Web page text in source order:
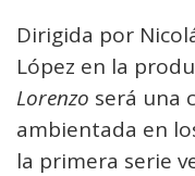
Dirigida por
López en la
Lorenzo será una
ambientada en
la primera serie